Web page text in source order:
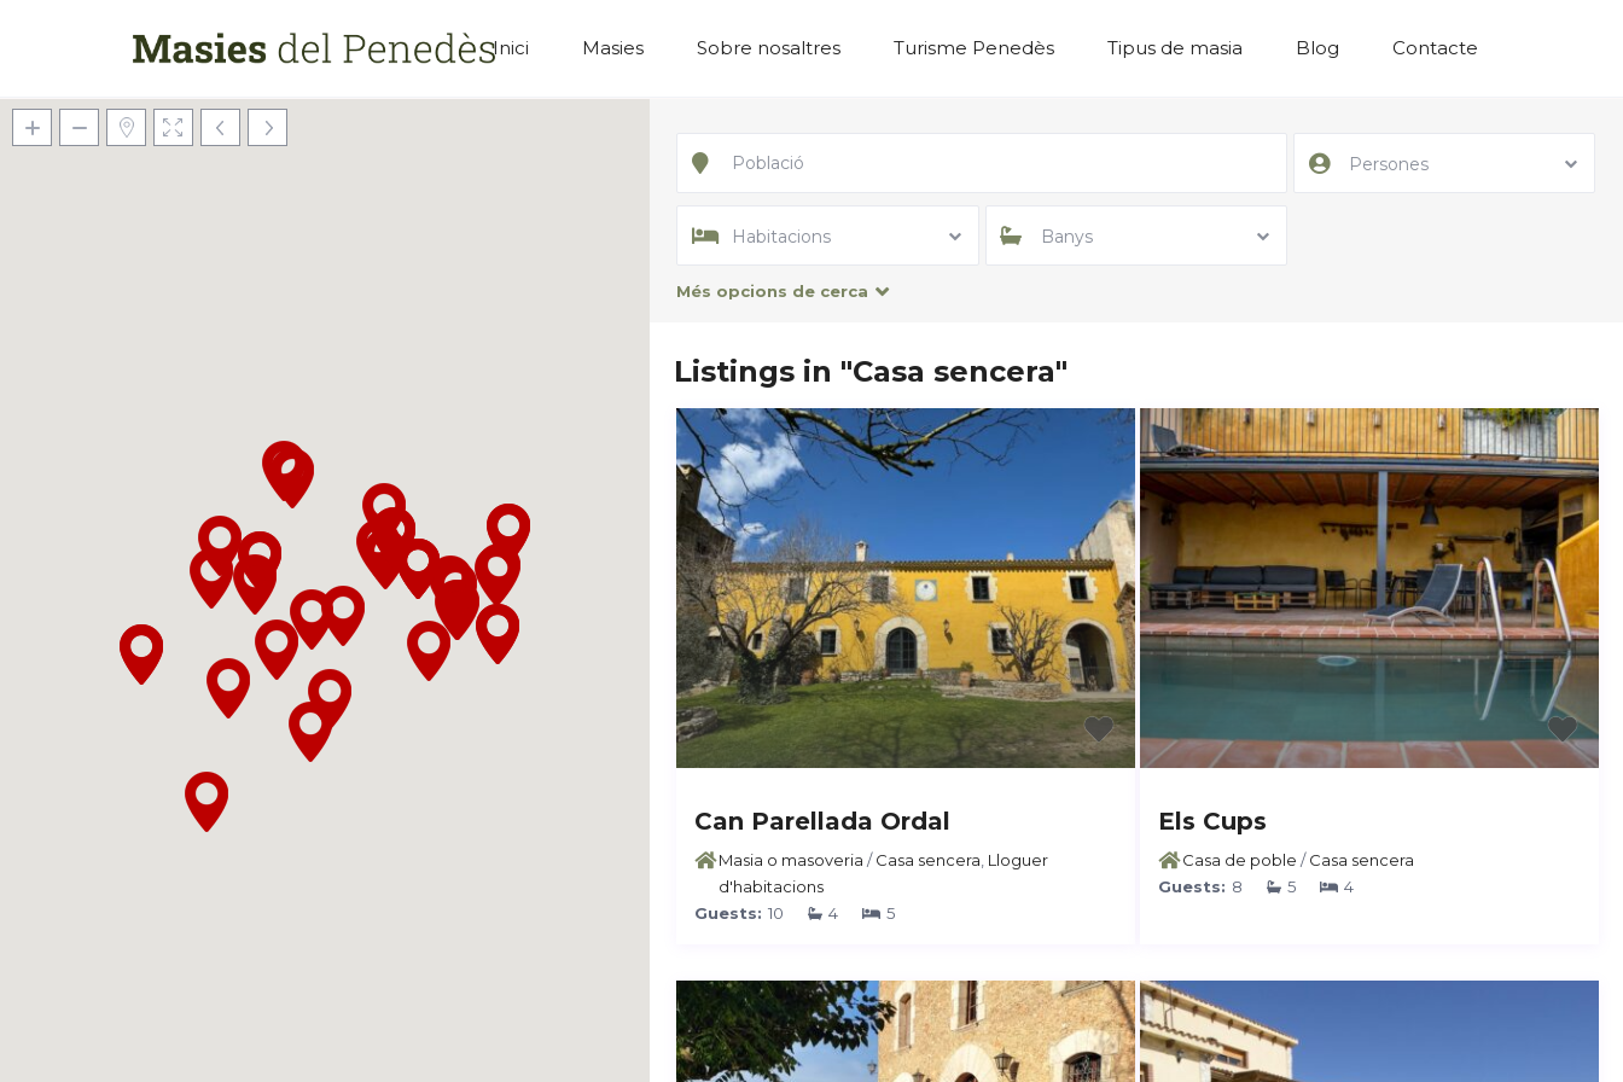
Inici Masies Sobre nosaltres Turisme Penedès Tipus de masia Blog Contacte
Persones
Habitacions Banys
Més opcions de cerca
Listings in "Casa sencera"
Can Parellada Ordal
Masia o masoveria /Casa sencera, Lloguer
d'habitacions
Guests: 10 4 5
Els Cups
Casa de poble /Casa sencera
Guests: 8 5 4